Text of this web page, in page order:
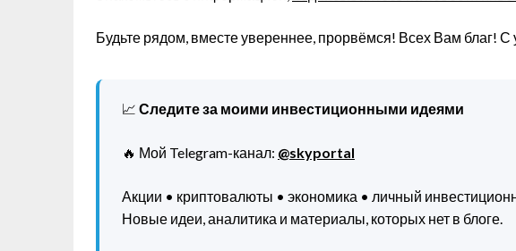
Будьте рядом, вместе увереннее, прорвёмся! Всех Вам благ!
📈 Следите за моими инвестиционными идеями
🔥 Мой Telegram-канал: @skyportal
Акции • криптовалюты • экономика • личный
Новые идеи, аналитика и материалы, которых нет в блоге.